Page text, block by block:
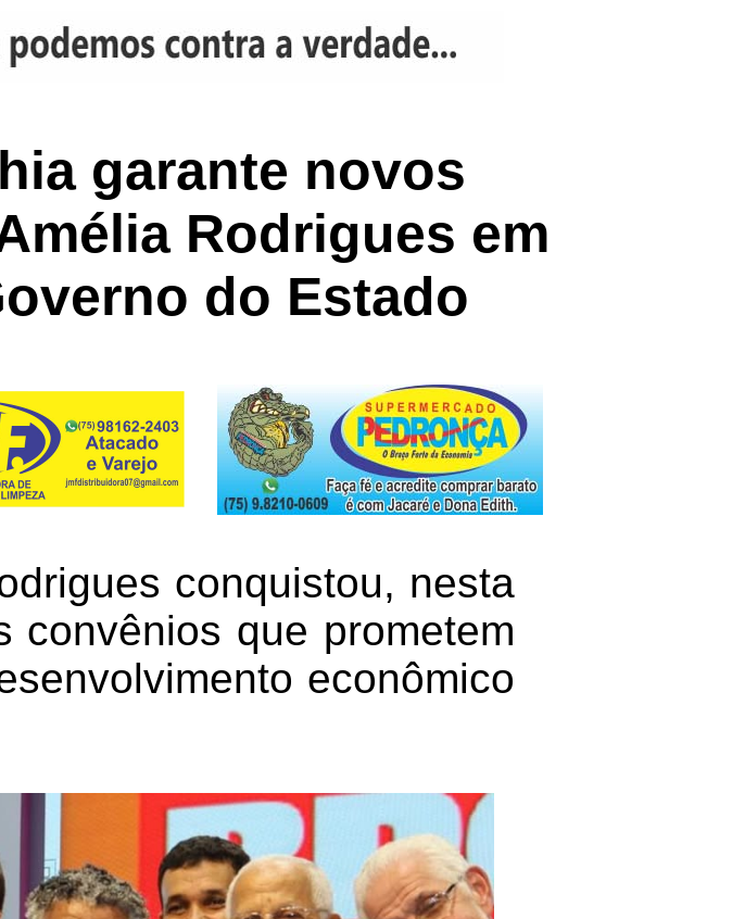
garante novos
Rodrigues em
do Estado
conquistou, nesta
convênios que prometem
econômico